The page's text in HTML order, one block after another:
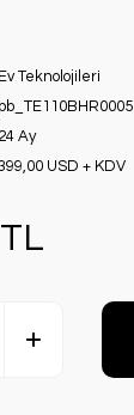
Ev Teknolojileri
pb_TE110BHR0005
24 Ay
USD + KDV